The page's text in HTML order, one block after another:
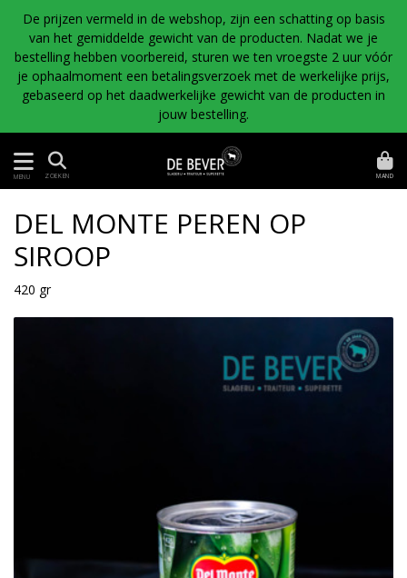
De prijzen vermeld in de webshop, zijn een schatting op basis
van het gemiddelde gewicht van de producten. Nadat we je
bestelling hebben voorbereid, sturen we ten vroegste 2 uur vóór
je ophaalmoment een betalingsverzoek met de werkelijke prijs,
gebaseerd op het daadwerkelijke gewicht van de producten in
jouw bestelling.
MENU ZOEKEN MAND
DEL MONTE PEREN OP
SIROOP
420 gr